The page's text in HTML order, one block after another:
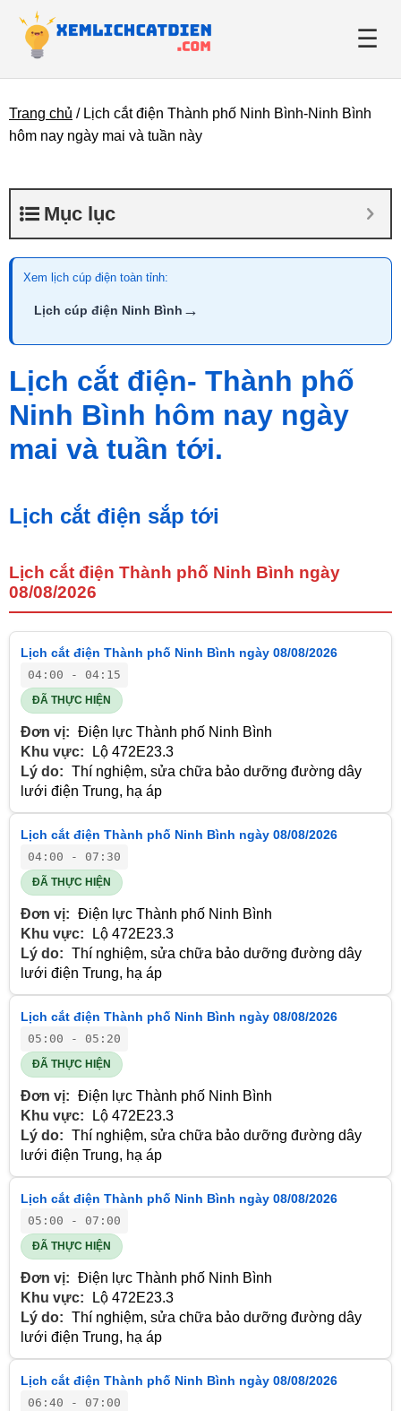
☰
Giới thiệu
Tin tức
Trang chủ / Lịch cắt điện Thành phố Ninh Bình-Ninh Bình
hôm nay ngày mai và tuần này
Mục lục
Xem lịch cúp điện toàn tỉnh:
Lịch cúp điện Ninh Bình →
Lịch cắt điện- Thành phố
Ninh Bình hôm nay ngày
mai và tuần tới.
Lịch cắt điện sắp tới
Lịch cắt điện Thành phố Ninh Bình ngày
08/08/2026
Lịch cắt điện Thành phố Ninh Bình ngày 08/08/2026
04:00 - 04:15
ĐÃ THỰC HIỆN
Đơn vị: Điện lực Thành phố Ninh Bình
Khu vực:
Lộ 472E23.3
Lý do: Thí nghiệm, sửa chữa bảo dưỡng đường dây
lưới điện Trung, hạ áp
Lịch cắt điện Thành phố Ninh Bình ngày 08/08/2026
04:00 - 07:30
ĐÃ THỰC HIỆN
Đơn vị: Điện lực Thành phố Ninh Bình
Khu vực:
Lộ 472E23.3
Lý do: Thí nghiệm, sửa chữa bảo dưỡng đường dây
lưới điện Trung, hạ áp
Lịch cắt điện Thành phố Ninh Bình ngày 08/08/2026
05:00 - 05:20
ĐÃ THỰC HIỆN
Đơn vị: Điện lực Thành phố Ninh Bình
Khu vực:
Lộ 472E23.3
Lý do: Thí nghiệm, sửa chữa bảo dưỡng đường dây
lưới điện Trung, hạ áp
Lịch cắt điện Thành phố Ninh Bình ngày 08/08/2026
05:00 - 07:00
ĐÃ THỰC HIỆN
Đơn vị: Điện lực Thành phố Ninh Bình
Khu vực:
Lộ 472E23.3
Lý do: Thí nghiệm, sửa chữa bảo dưỡng đường dây
lưới điện Trung, hạ áp
Lịch cắt điện Thành phố Ninh Bình ngày 08/08/2026
06:40 - 07:00